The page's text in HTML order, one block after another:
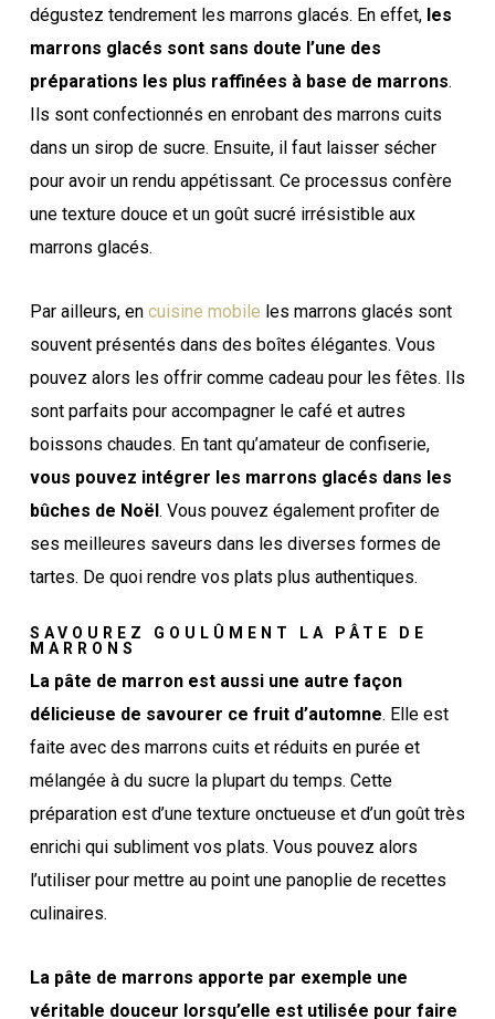
dégustez tendrement les marrons glacés. En effet, les
marrons glacés sont sans doute l’une des
préparations les plus raffinées à base de marrons.
Ils sont confectionnés en enrobant des marrons cuits
dans un sirop de sucre. Ensuite, il faut laisser sécher
pour avoir un rendu appétissant. Ce processus confère
une texture douce et un goût sucré irrésistible aux
marrons glacés.
Par ailleurs, en cuisine mobile les marrons glacés sont
souvent présentés dans des boîtes élégantes. Vous
pouvez alors les offrir comme cadeau pour les fêtes. Ils
sont parfaits pour accompagner le café et autres
boissons chaudes. En tant qu’amateur de confiserie,
vous pouvez intégrer les marrons glacés dans les
bûches de Noël. Vous pouvez également profiter de
ses meilleures saveurs dans les diverses formes de
tartes. De quoi rendre vos plats plus authentiques.
SAVOUREZ GOULÛMENT LA PÂTE DE
MARRONS
La pâte de marron est aussi une autre façon
délicieuse de savourer ce fruit d’automne. Elle est
faite avec des marrons cuits et réduits en purée et
mélangée à du sucre la plupart du temps. Cette
préparation est d’une texture onctueuse et d’un goût très
enrichi qui subliment vos plats. Vous pouvez alors
l’utiliser pour mettre au point une panoplie de recettes
culinaires.
La pâte de marrons apporte par exemple une
véritable douceur lorsqu’elle est utilisée pour faire